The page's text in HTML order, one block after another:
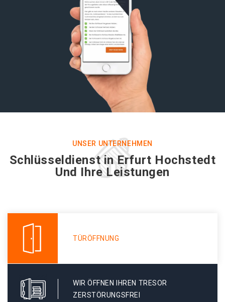
UNSER UNTERNEHMEN
Schlüsseldienst in Erfurt Hochstedt
Und Ihre Leistungen
TÜRÖFFNUNG
WIR ÖFFNEN IHREN TRESOR
ZERSTÖRUNGSFREI